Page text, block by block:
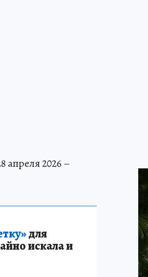
апреля 2026 –
для
искала и